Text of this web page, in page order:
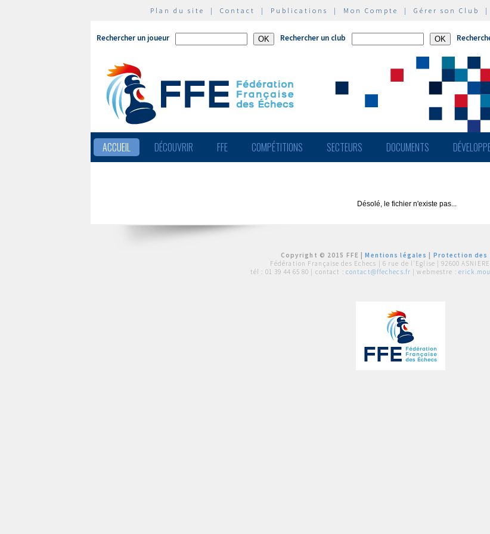
Plan du site | Contact | Publications | Mon Compte | Gérer son Club |
Rechercher un joueur Rechercher un club
ACCUEIL DÉCOUVRIR FFE COMPÉTITIONS SECTEURS DOCUMENTS
Désolé, le fichier n'existe pas...
Copyright © 2015 FFE |Mentions légales
Protection des
Fédération Française des Echecs | 6 rue de l'Eglise | 92600
tél : 01 39 44 65 80 | contact : contact@ffechecs.fr | webmestre :